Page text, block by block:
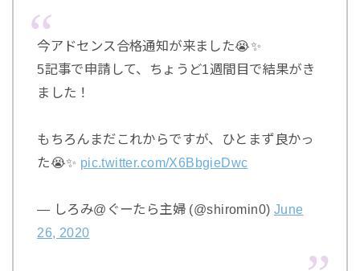
今アドセンス合格通知が来ました😭✨
5記事で申請して、ちょうど1週間目で結果がき
ました！
もちろんまだこれからですが、ひとまず良かっ
た😭✨ pic.twitter.com/X6BbgieDwc
— しろみ@ぐーたら主婦 (@shiromin0) June
26, 2020